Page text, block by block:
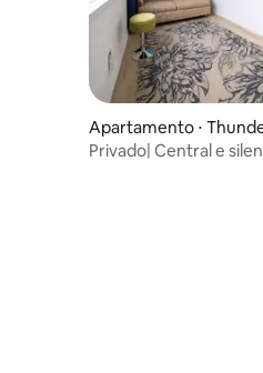
Apartamento ⋅
Privado| Central e